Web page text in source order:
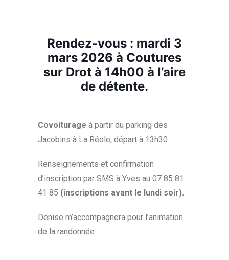
Rendez-vous : mardi 3
mars 2026 à Coutures
sur Drot à 14h00 à l’aire
de détente.
Covoiturage à partir du parking des
Jacobins à La Réole, départ à 13h30.
Renseignements et confirmation
d’inscription par SMS à Yves au 07 85 81
41 85 (inscriptions avant le lundi soir).
Denise m’accompagnera pour l’animation
de la randonnée